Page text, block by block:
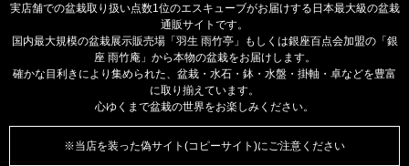
実店舗での盆栽取り扱い点数1位のエスキューブがお届けする日本最大級の盆栽
通販サイトです。
国内最大規模の盆栽展示販売場「羽生 雨竹亭」もしくは銀座百点会加盟の「銀
座 雨竹庵」から本物の盆栽をお届けします。
確かな目利きにより集められた、盆栽・水石・鉢・水盤・掛軸・卓などを豊富
に取り揃えています。
心ゆくまで盆栽の世界をお楽しみください。
※当店を装った偽サイト(コピーサイト)にご注意ください